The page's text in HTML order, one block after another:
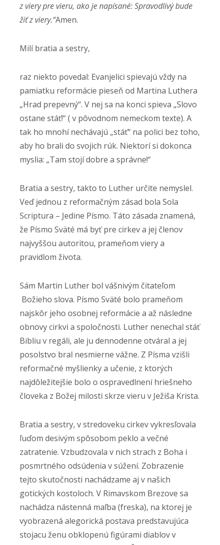
z viery pre vieru, ako je napísané: Spravodlivý bude
žiť z viery.“Amen.
Milí bratia a sestry,
raz niekto povedal: Evanjelici spievajú vždy na
pamiatku reformácie pieseň od Martina Luthera
„Hrad prepevný“. V nej sa na konci spieva „Slovo
ostane stáť!“ ( v pôvodnom nemeckom texte). A
tak ho mnohí nechávajú „stáť“ na polici bez toho,
aby ho brali do svojich rúk. Niektorí si dokonca
myslia: „Tam stojí dobre a správne!“
Bratia a sestry, takto to Luther určite nemyslel.
Veď jednou z reformačným zásad bola Sola
Scriptura – Jedine Písmo. Táto zásada znamená,
že Písmo Sväté má byť pre cirkev a jej členov
najvyššou autoritou, prameňom viery a
pravidlom života.
Sám Martin Luther bol vášnivým čitateľom
Božieho slova. Písmo Sväté bolo prameňom
najskôr jeho osobnej reformácie a až následne
obnovy cirkvi a spoločnosti. Luther nenechal stáť
Bibliu v regáli, ale ju dennodenne otváral a jej
posolstvo bral nesmierne vážne. Z Písma vzišli
reformačné myšlienky a učenie, z ktorých
najdôležitejšie bolo o ospravedlnení hriešneho
človeka z Božej milosti skrze vieru v Ježiša Krista.
Bratia a sestry, v stredoveku cirkev vykresľovala
ľuďom desivým spôsobom peklo a večné
zatratenie. Vzbudzovala v nich strach z Boha i
posmrtného odsúdenia v súžení. Zobrazenie
tejto skutočnosti nachádzame aj v našich
gotických kostoloch. V Rimavskom Brezove sa
nachádza nástenná maľba (freska), na ktorej je
vyobrazená alegorická postava predstavujúca
stojacu ženu obklopenú figúrami diablov v